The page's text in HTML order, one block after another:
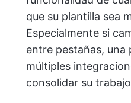
que su plantilla sea
Especialmente si
entre pestañas, una
múltiples
consolidar su